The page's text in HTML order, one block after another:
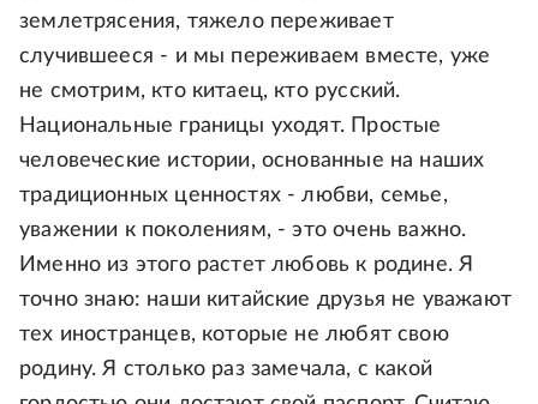
землетрясения, тяжело переживает
случившееся - и мы переживаем вместе, уже
не смотрим, кто китаец, кто русский.
Национальные границы уходят. Простые
человеческие истории, основанные на наших
традиционных ценностях - любви, семье,
уважении к поколениям, - это очень важно.
Именно из этого растет любовь к родине. Я
точно знаю: наши китайские друзья не уважают
тех иностранцев, которые не любят свою
родину. Я столько раз замечала, с какой